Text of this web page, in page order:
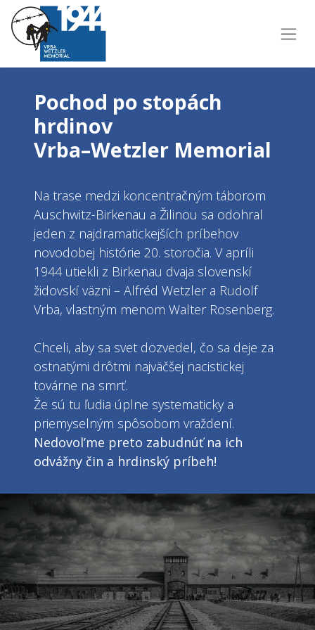
Pochod po stopách
hrdinov
Vrba–Wetzler Memorial
Na trase medzi koncentračným táborom
Auschwitz-Birkenau a Žilinou sa odohral
jeden z najdramatickejších príbehov
novodobej histórie 20. storočia. V apríli
1944 utiekli z Birkenau dvaja slovenskí
židovskí väzni – Alfréd Wetzler a Rudolf
Vrba, vlastným menom Walter Rosenberg.
Chceli, aby sa svet dozvedel, čo sa deje za
ostnatými drôtmi najväčšej nacistickej
továrne na smrť.
Že sú tu ľudia úplne systematicky a
priemyselným spôsobom vraždení.
Nedovol’me preto zabudnúť na ich
odvážny čin a hrdinský príbeh!